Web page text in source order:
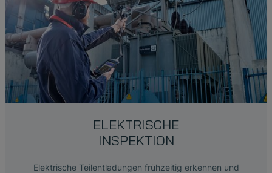
ELEKTRISCHE
INSPEKTION
Elektrische Teilentladungen frühzeitig erkennen und